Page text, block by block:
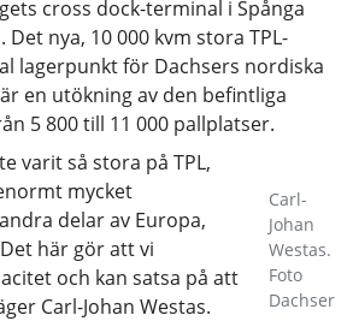
cross dock-terminal i Spånga
nya, 10 000 kvm stora TPL-
lagerpunkt för Dachsers nordiska
en utökning av den befintliga
5 800 till 11 000 pallplatser.
Carl-
Johan
Westas.
Foto
Dachser
varit så stora på TPL,
mycket
delar av Europa,
här gör att vi
och kan satsa på att
Carl-Johan Westas.